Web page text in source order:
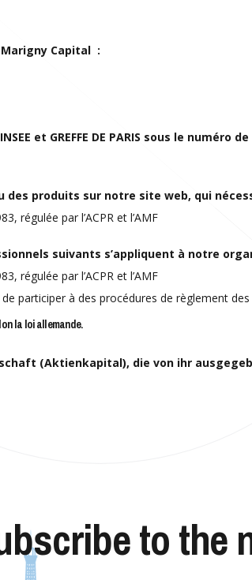
Capital :
et GREFFE DE PARIS sous le numéro
des produits sur notre site web, qui
régulée par l’ACPR et l’AMF
suivants s’appliquent à notre
régulée par l’ACPR et l’AMF
participer à des procédures de règlement
la loi allemande.
(Aktienkapital), die von ihr
to the